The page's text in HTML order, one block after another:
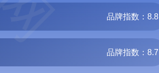
品牌指数：8.8
品牌指数：8.7